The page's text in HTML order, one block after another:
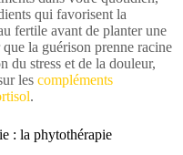
qui favorisent la
fertile avant de planter une
la guérison prenne racine
du stress et de la douleur,
les compléments
.
: la phytothérapie